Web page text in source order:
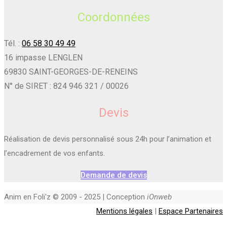
Coordonnées
Tél. : 06 58 30 49 49
16 impasse LENGLEN
69830 SAINT-GEORGES-DE-RENEINS
N° de SIRET : 824 946 321 / 00026
Devis
Réalisation de devis personnalisé sous 24h pour l’animation et
l’encadrement de vos enfants.
Demande de devis
Anim en Foli'z © 2009 - 2025 | Conception iOnweb
Mentions légales | Espace Partenaires